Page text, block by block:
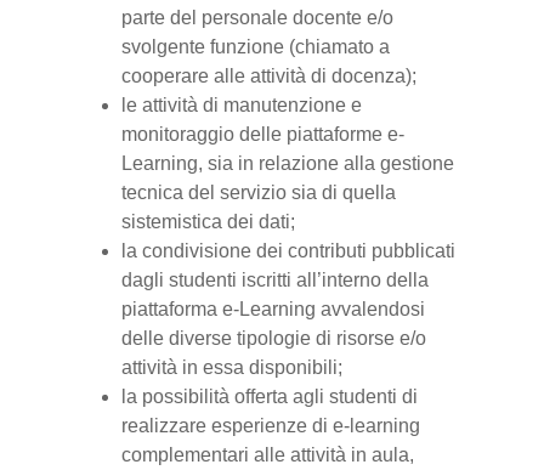
parte del personale docente e/o
svolgente funzione (chiamato a
cooperare alle attività di docenza);
le attività di manutenzione e
monitoraggio delle piattaforme e-
Learning, sia in relazione alla gestione
tecnica del servizio sia di quella
sistemistica dei dati;
la condivisione dei contributi pubblicati
dagli studenti iscritti all’interno della
piattaforma e-Learning avvalendosi
delle diverse tipologie di risorse e/o
attività in essa disponibili;
la possibilità offerta agli studenti di
realizzare esperienze di e-learning
complementari alle attività in aula,